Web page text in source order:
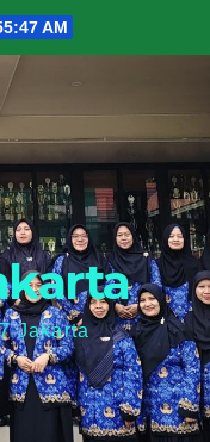
AM
Jakarta